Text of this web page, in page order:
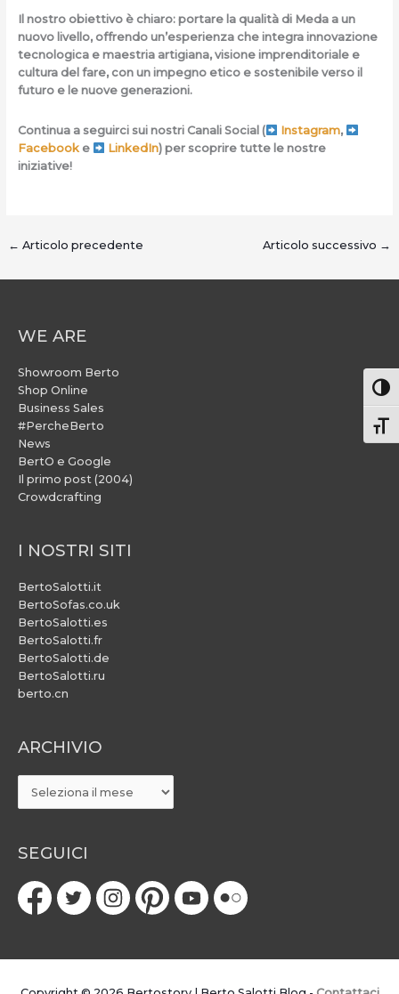
Il nostro obiettivo è chiaro: portare la qualità di Meda a un
nuovo livello, offrendo un’esperienza che integra innovazione
tecnologica e maestria artigiana, visione imprenditoriale e
cultura del fare, con un impegno etico e sostenibile verso il
futuro e le nuove generazioni.
Continua a seguirci sui nostri Canali Social ( Instagram,
Facebook e LinkedIn) per scoprire tutte le nostre
iniziative!
← Articolo precedente Articolo successivo →
WE ARE
Showroom Berto
Shop Online
Business Sales
#PercheBerto
News
BertO e Google
Il primo post (2004)
Crowdcrafting
I NOSTRI SITI
BertoSalotti.it
BertoSofas.co.uk
BertoSalotti.es
BertoSalotti.fr
BertoSalotti.de
BertoSalotti.ru
berto.cn
ARCHIVIO
ARCHIVIO
SEGUICI